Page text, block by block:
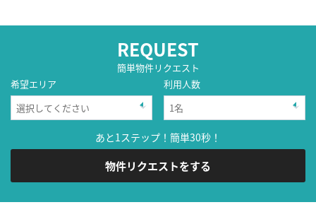
REQUEST
簡単物件リクエスト
希望エリア
利用人数
あと1ステップ！簡単30秒！
物件リクエストをする